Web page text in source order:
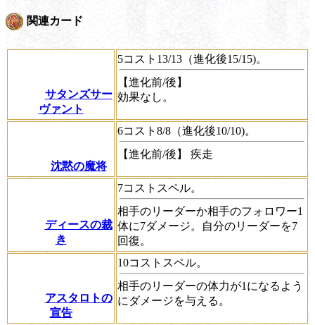
関連カード
サタンズサー
ヴァント
5コスト13/13（進化後15/15)。
【進化前/後】
効果なし。
沈黙の魔将
6コスト8/8（進化後10/10)。
【進化前/後】 疾走
ディースの裁
き
7コストスペル。
相手のリーダーか相手のフォロワー1
体に7ダメージ。自分のリーダーを7
回復。
アスタロトの
宣告
10コストスペル。
相手のリーダーの体力が1になるよう
にダメージを与える。